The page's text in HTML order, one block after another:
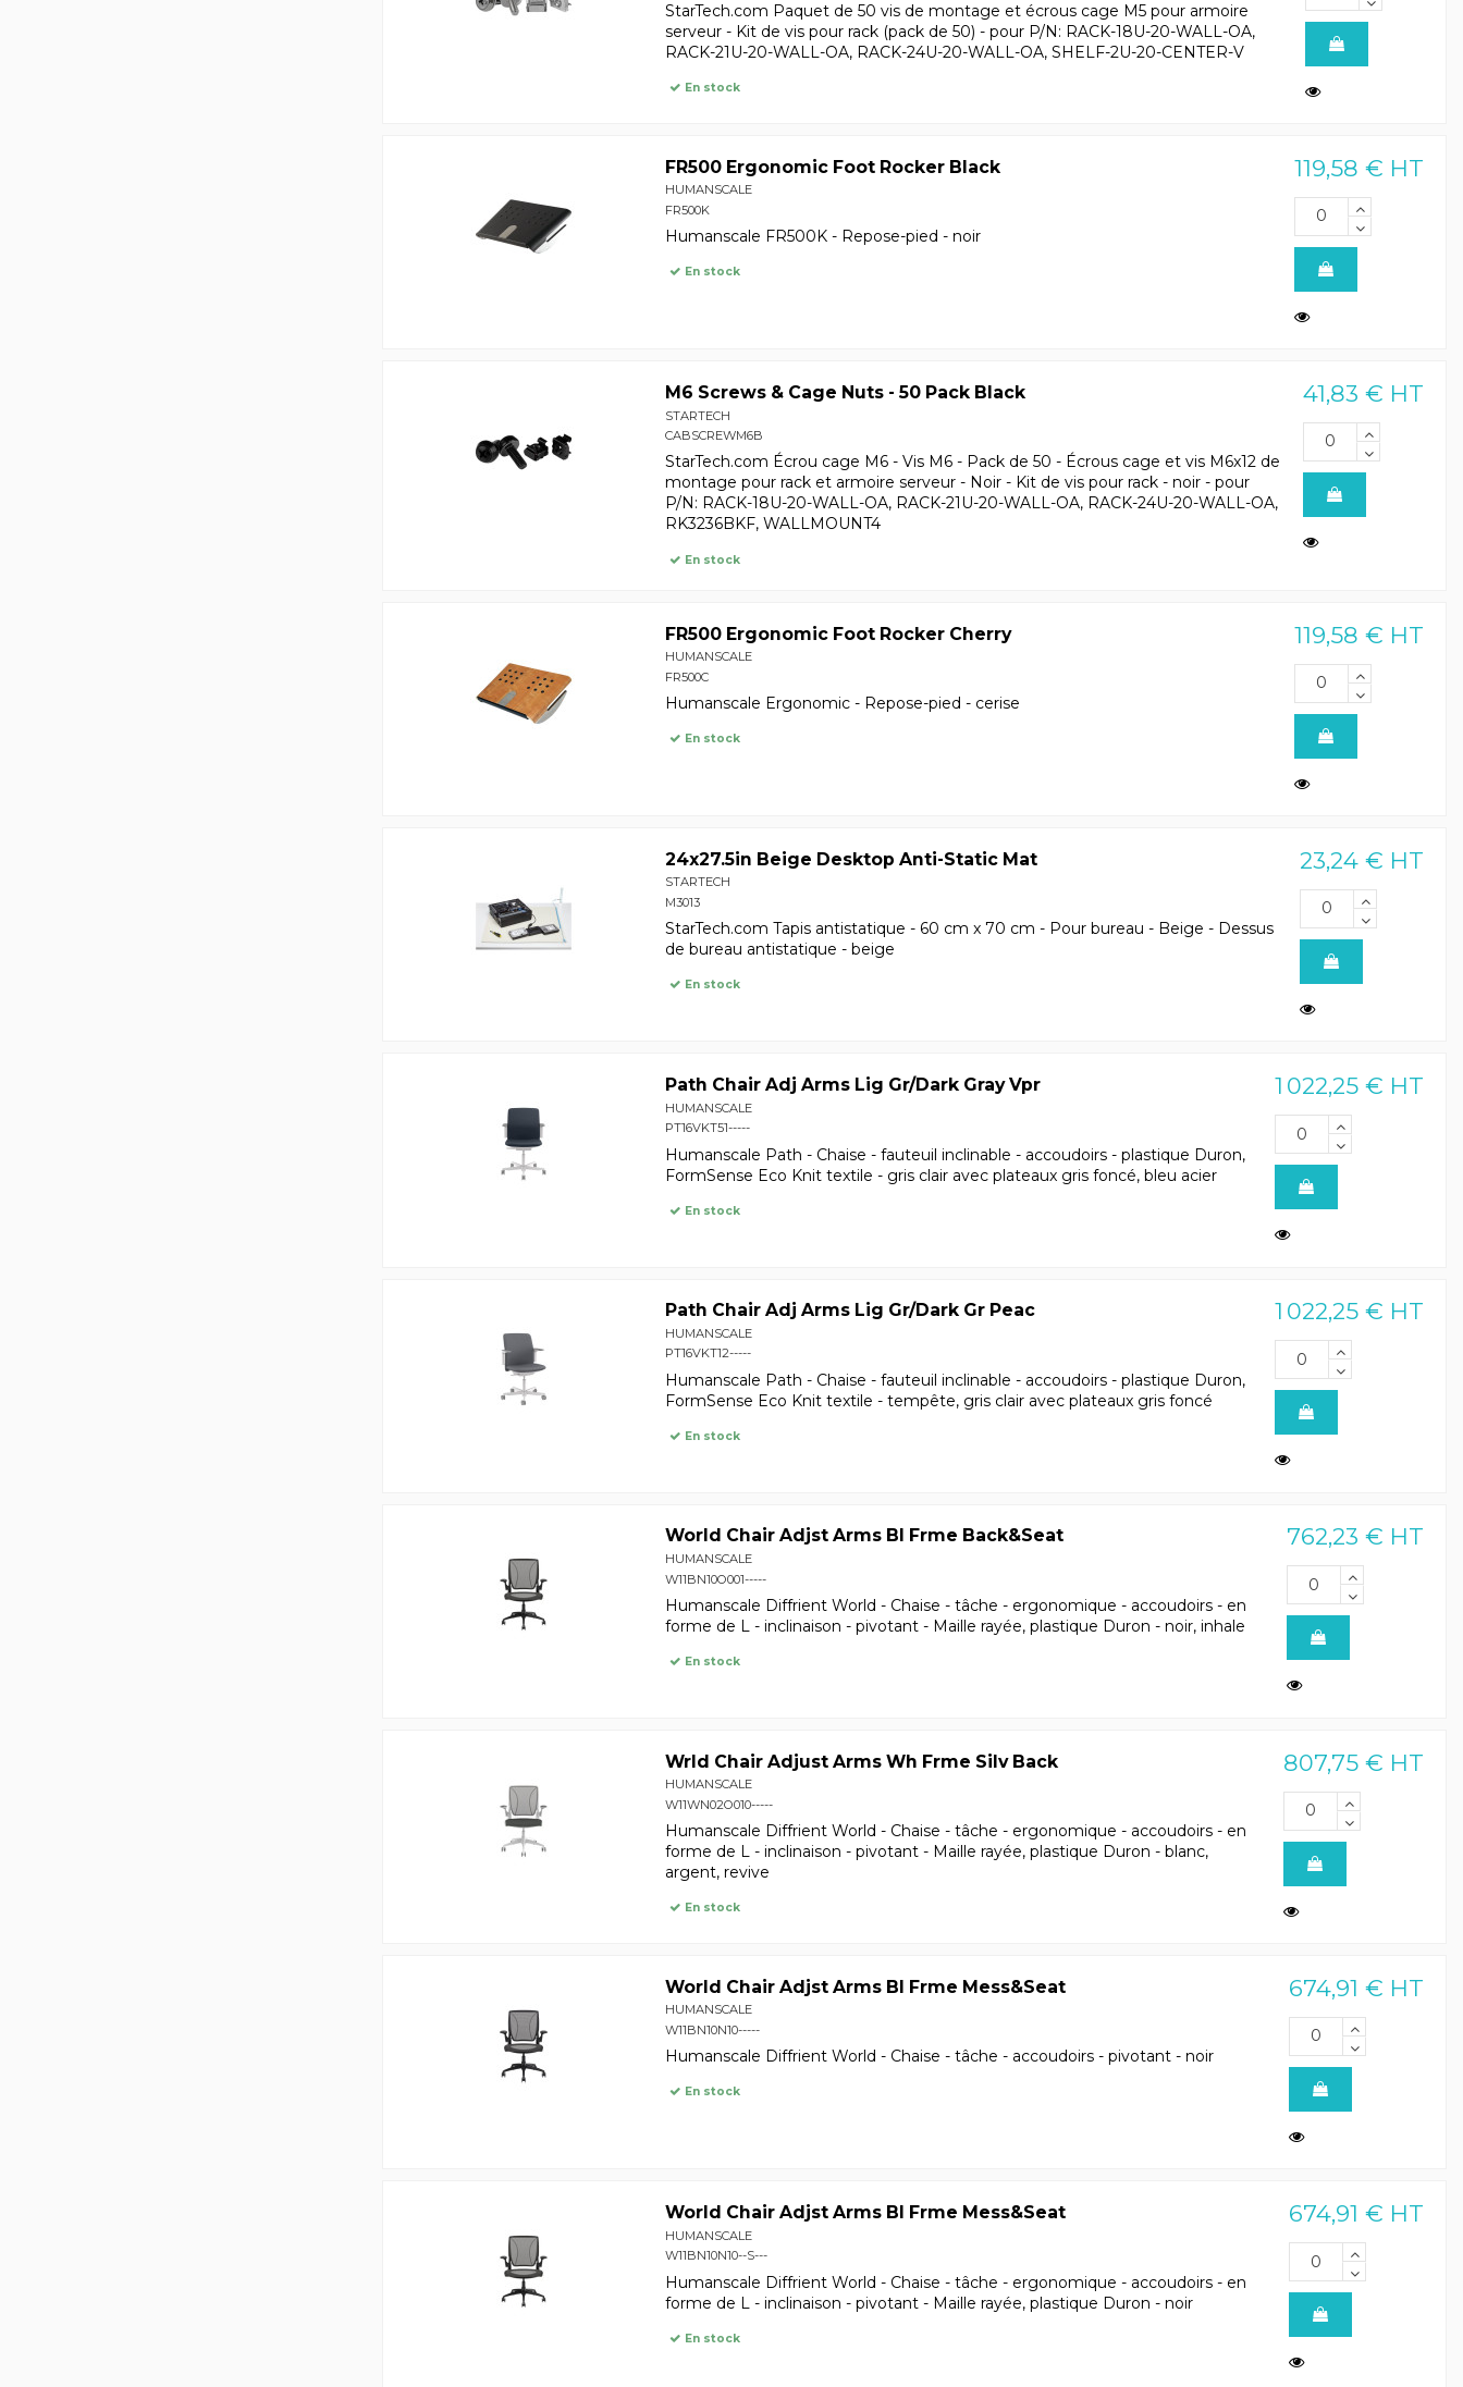
StarTech.com Paquet de 50 vis de montage et écrous cage M5 pour armoire
serveur - Kit de vis pour rack (pack de 50) - pour P/N: RACK-18U-20-WALL-OA,
RACK-21U-20-WALL-OA, RACK-24U-20-WALL-OA, SHELF-2U-20-CENTER-V
En stock
FR500 Ergonomic Foot Rocker Black
HUMANSCALE
FR500K
Humanscale FR500K - Repose-pied - noir
En stock
119,58 € HT
M6 Screws & Cage Nuts - 50 Pack Black
STARTECH
CABSCREWM6B
StarTech.com Écrou cage M6 - Vis M6 - Pack de 50 - Écrous cage et vis M6x12 de
montage pour rack et armoire serveur - Noir - Kit de vis pour rack - noir - pour
P/N: RACK-18U-20-WALL-OA, RACK-21U-20-WALL-OA, RACK-24U-20-WALL-OA,
RK3236BKF, WALLMOUNT4
En stock
41,83 € HT
FR500 Ergonomic Foot Rocker Cherry
HUMANSCALE
FR500C
Humanscale Ergonomic - Repose-pied - cerise
En stock
119,58 € HT
24x27.5in Beige Desktop Anti-Static Mat
STARTECH
M3013
StarTech.com Tapis antistatique - 60 cm x 70 cm - Pour bureau - Beige - Dessus
de bureau antistatique - beige
En stock
23,24 € HT
Path Chair Adj Arms Lig Gr/Dark Gray Vpr
HUMANSCALE
PT16VKT51-----
Humanscale Path - Chaise - fauteuil inclinable - accoudoirs - plastique Duron,
FormSense Eco Knit textile - gris clair avec plateaux gris foncé, bleu acier
En stock
1 022,25 € HT
Path Chair Adj Arms Lig Gr/Dark Gr Peac
HUMANSCALE
PT16VKT12-----
Humanscale Path - Chaise - fauteuil inclinable - accoudoirs - plastique Duron,
FormSense Eco Knit textile - tempête, gris clair avec plateaux gris foncé
En stock
1 022,25 € HT
World Chair Adjst Arms Bl Frme Back&Seat
HUMANSCALE
W11BN10O001-----
Humanscale Diffrient World - Chaise - tâche - ergonomique - accoudoirs - en
forme de L - inclinaison - pivotant - Maille rayée, plastique Duron - noir, inhale
En stock
762,23 € HT
Wrld Chair Adjust Arms Wh Frme Silv Back
HUMANSCALE
W11WN02O010-----
Humanscale Diffrient World - Chaise - tâche - ergonomique - accoudoirs - en
forme de L - inclinaison - pivotant - Maille rayée, plastique Duron - blanc,
argent, revive
En stock
807,75 € HT
World Chair Adjst Arms Bl Frme Mess&Seat
HUMANSCALE
W11BN10N10-----
Humanscale Diffrient World - Chaise - tâche - accoudoirs - pivotant - noir
En stock
674,91 € HT
World Chair Adjst Arms Bl Frme Mess&Seat
HUMANSCALE
W11BN10N10--S---
Humanscale Diffrient World - Chaise - tâche - ergonomique - accoudoirs - en
forme de L - inclinaison - pivotant - Maille rayée, plastique Duron - noir
En stock
674,91 € HT